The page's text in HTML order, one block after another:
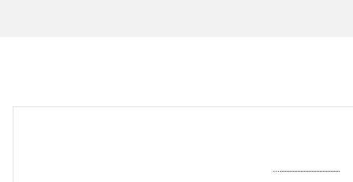
…......................................